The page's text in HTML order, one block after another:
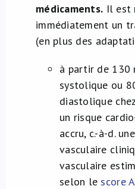
médicaments. Il est
immédiatement un
(en plus des
à partir de 130
systolique ou
diastolique
un risque
accru, c.-à-d.
vasculaire
vasculaire
selon le score